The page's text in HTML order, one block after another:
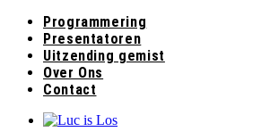
Programmering
Presentatoren
Uitzending gemist
Over Ons
Contact